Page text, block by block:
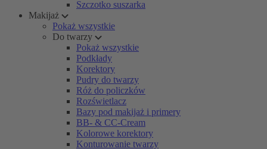
Szczotko suszarka
Makijaż
Pokaż wszystkie
Do twarzy
Pokaż wszystkie
Podkłady
Korektory
Pudry do twarzy
Róż do policzków
Rozświetlacz
Bazy pod makijaż i primery
BB- & CC-Cream
Kolorowe korektory
Konturowanie twarzy